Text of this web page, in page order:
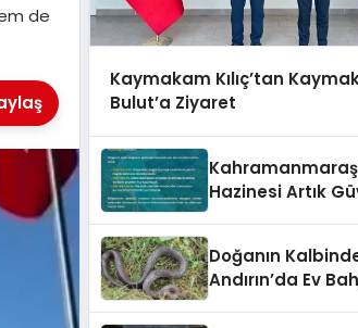
de
Kaymakam Kılıç’tan
Bulut’a Ziyaret
Hazinesi Artık
Doğanın
Andırın’da Ev